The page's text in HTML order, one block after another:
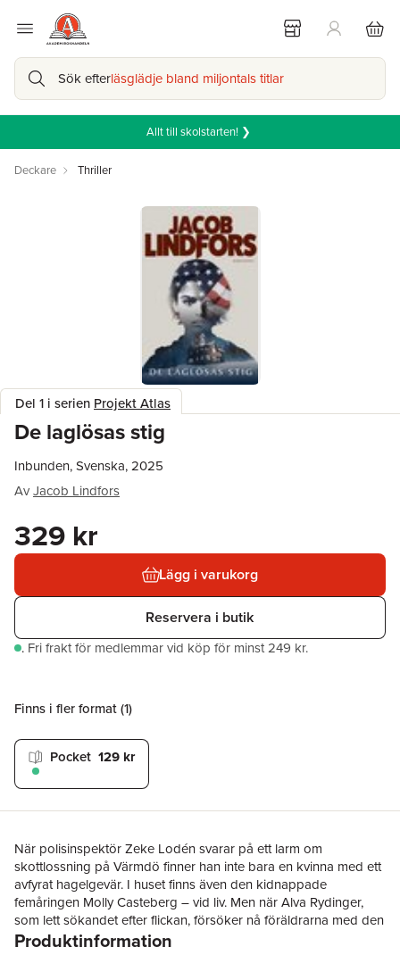
Sök efterläsglädje bland miljontals titlar
Allt till skolstarten! ❯
Deckare Thriller
Del 1 i serien Projekt Atlas
De laglösas stig
Inbunden, Svenska, 2025
AvJacob Lindfors
329 kr
Lägg i varukorg
Reservera i butik
. Fri frakt för medlemmar vid köp för minst 249 kr.
Finns i fler format (1)
Pocket 129 kr
När polisinspektör Zeke Lodén svarar på ett larm om
skottlossning på Värmdö finner han inte bara en kvinna med ett
avfyrat hagelgevär. I huset finns även den kidnappade
femåringen Molly Casteberg – vid liv. Men när Alva Rydinger,
som lett sökandet efter flickan, försöker nå föräldrarna med den
goda nyheten möts hon av tystnad. Makarna Casteberg är
Produktinformation